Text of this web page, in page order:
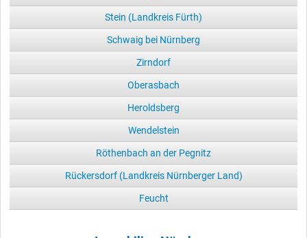
Stein (Landkreis Fürth)
Schwaig bei Nürnberg
Zirndorf
Oberasbach
Heroldsberg
Wendelstein
Röthenbach an der Pegnitz
Rückersdorf (Landkreis Nürnberger Land)
Feucht